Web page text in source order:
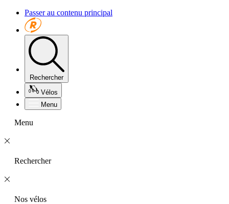
Passer au contenu principal
Rechercher
Vélos
Menu
Menu
Rechercher
Nos vélos